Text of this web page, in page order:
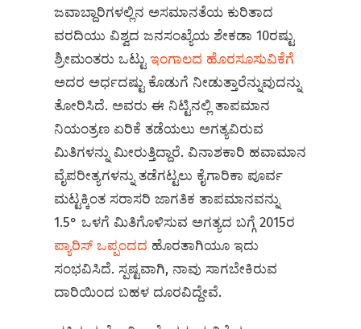
ಜವಾಬ್ದಾರಿಗಳಲ್ಲಿನ ಅಸಮಾನತೆಯ ಕುರಿತಾದ
ವರದಿಯು ವಿಶ್ವದ ಜನಸಂಖ್ಯೆಯ ಶೇಕಡಾ 10ರಷ್ಟು
ಶ್ರೀಮಂತರು ಒಟ್ಟುಇಂಗಾಲದ ಹೊರಸೂಸುವಿಕೆಗೆ
ಅದರ ಅರ್ಧದಷ್ಟು ಕೊಡುಗೆ ನೀಡುತ್ತಾರೆನ್ನುವುದನ್ನು
ತೋರಿಸಿದೆ. ಅವರು ಈ ನಿಟ್ಟಿನಲ್ಲಿ ತಾಪಮಾನ
ನಿಯಂತ್ರಣ ಏರಿಕೆ ತಡೆಯಲು ಅಗತ್ಯವಿರುವ
ಮಿತಿಗಳನ್ನು ಮೀರುತ್ತಿದ್ದಾರೆ. ವಿನಾಶಕಾರಿ ಹವಾಮಾನ
ವೈಪರೀತ್ಯಗಳನ್ನು ತಡೆಗಟ್ಟಲು ಕೈಗಾರಿಕಾ ಪೂರ್ವ
ಮಟ್ಟಕ್ಕಿಂತ ಸರಾಸರಿ ಜಾಗತಿಕ ತಾಪಮಾನವನ್ನು
1.5° ಒಳಗೆ ಮಿತಿಗೊಳಿಸುವ ಅಗತ್ಯದ ಬಗ್ಗೆ 2015ರ
ಪ್ಯಾರಿಸ್ ಒಪ್ಪಂದದ ಹೊರತಾಗಿಯೂ ಇದು
ಸಂಭವಿಸಿದೆ. ಸ್ಪಷ್ಟವಾಗಿ, ನಾವು ಸಾಗಬೇಕಿರುವ
ದಾರಿಯಿಂದ ಬಹಳ ದೂರವಿದ್ದೇವೆ.